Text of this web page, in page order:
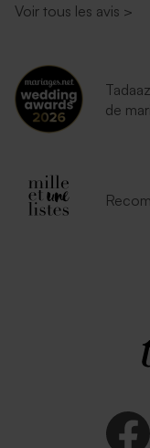
Voir tous les avis >
de